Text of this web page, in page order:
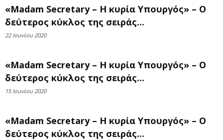
«Madam Secretary – Η κυρία Υπουργός» – O
δεύτερος κύκλος της σειράς...
22 Ιουνίου 2020
«Madam Secretary – Η κυρία Υπουργός» – O
δεύτερος κύκλος της σειράς...
15 Ιουνίου 2020
«Madam Secretary – Η κυρία Υπουργός» – O
δεύτερος κύκλος της σειράς...